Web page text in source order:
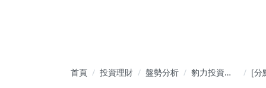
首頁 投資理財 盤勢分析
豹力投資小
[分